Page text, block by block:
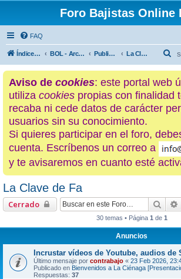
Foro Bajistas Online
FAQ
Índice general BOL - Archivo histórico Publicaciones digitales: Blogs & Webs La Clave de Fa
u
c
a
Aviso de cookies: este portal web
utiliza cookies propias con finalidad
recaba ni cede datos de carácter
usuarios sin su conocimiento.
Si quieres participar en el foro,
cuenta. Escríbenos un correo a
y te avisaremos en cuanto esté
La Clave de Fa
Cerrado Buscar
30 temas • Página 1 de 1
Anuncios
Incrustar vídeos de Youtube, audios de
Último mensaje por contrabajo « 23 Feb 2026,
Publicado en Bienvenidos a La Ciénaga
Respuestas: 37